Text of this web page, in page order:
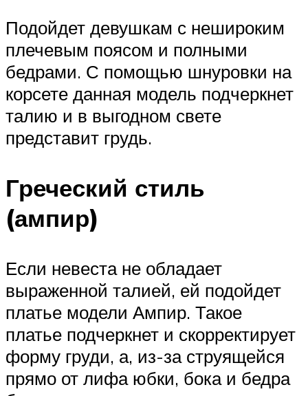
Подойдет девушкам с нешироким
плечевым поясом и полными
бедрами. С помощью шнуровки на
корсете данная модель подчеркнет
талию и в выгодном свете
представит грудь.
Греческий стиль
(ампир)
Если невеста не обладает
выраженной талией, ей подойдет
платье модели Ампир. Такое
платье подчеркнет и скорректирует
форму груди, а, из-за струящейся
прямо от лифа юбки, бока и бедра